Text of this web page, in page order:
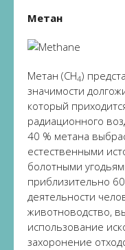
Метан
Метан (CH4)
значимости
который
радиационного
40 % метана
естественными
болотными
приблизительно
деятельности
животноводство,
использование
захоронение